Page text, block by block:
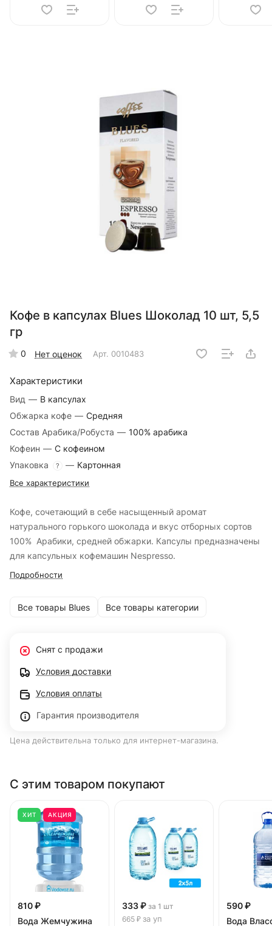
Кофе в капсулах Blues Шоколад 10 шт, 5,5
гр
0 Нет оценок Арт. 0010483
Характеристики
Вид — В капсулах
Обжарка кофе — Средняя
Состав Арабика/Робуста — 100% арабика
Кофеин — С кофеином
Упаковка
? — Картонная
Все характеристики
Кофе, сочетающий в себе насыщенный аромат
натурального горького шоколада и вкус отборных сортов
100% Арабики, средней обжарки. Капсулы предназначены
для капсульных кофемашин Nespresso.
Подробности
Все товары Blues Все товары категории
Снят с продажи
Условия доставки
Условия оплаты
Гарантия производителя
Цена действительна только для интернет-магазина.
С этим товаром покупают
ХИТ АКЦИЯ
810 ₽
Вода Жемчужина
333 ₽ за 1 шт
665 ₽ за уп
590 ₽
Вода